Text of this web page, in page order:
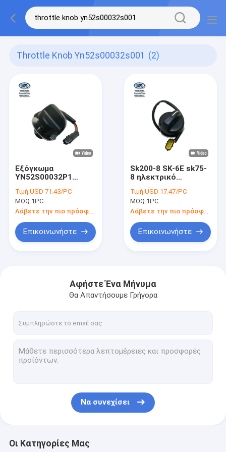
Throttle Knob Yn52s00032s001 (2)
Εξόγκωμα
YN52S00032P1
ρυθμιστικών
βαλβίδων
εκσκαφέων
Τιμή:USD 71.43/PC
MOQ:1PC
Λάβετε την πιο πρόσφατη τιμή
Επικοινωνήστε
Sk200-8 SK-6E sk75-
8 ηλεκτρικό
YN52S00032P1
YN52S00032S001
ρυθμιστικών
βαλβίδων μερών
εκσκαφέων
Τιμή:USD 17.47/PC
MOQ:1PC
Επικοινωνήστε
Αφήστε Ένα Μήνυμα
Θα Απαντήσουμε Γρήγορα
Να συνεχίσει
Οι Κατηγορίες Μας